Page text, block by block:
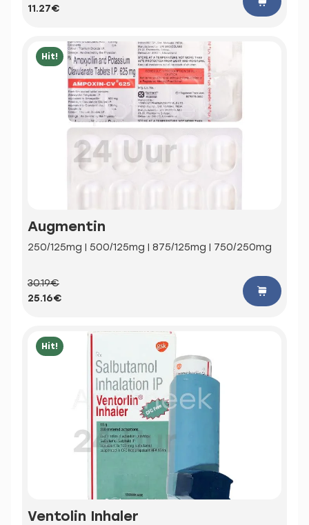
11.27€
Hit!
Augmentin
250/125mg | 500/125mg | 875/125mg | 750/250mg
30.19€
25.16€
Hit!
Ventolin Inhaler